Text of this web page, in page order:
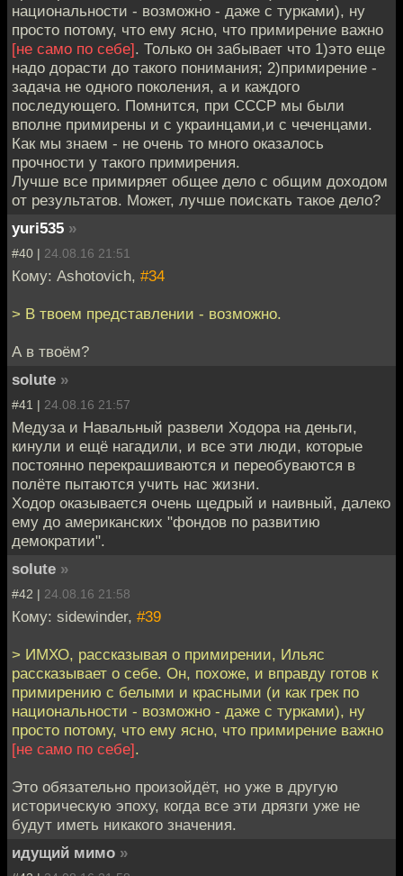
национальности - возможно - даже с турками), ну
просто потому, что ему ясно, что примирение важно
[не само по себе]. Только он забывает что 1)это еще
надо дорасти до такого понимания; 2)примирение -
задача не одного поколения, а и каждого
последующего. Помнится, при СССР мы были
вполне примирены и с украинцами,и с чеченцами.
Как мы знаем - не очень то много оказалось
прочности у такого примирения.
Лучше все примиряет общее дело с общим доходом
от результатов. Может, лучше поискать такое дело?
yuri535 »
#40 | 24.08.16 21:51
Кому: Ashotovich, #34
> В твоем представлении - возможно.
А в твоём?
solute »
#41 | 24.08.16 21:57
Медуза и Навальный развели Ходора на деньги,
кинули и ещё нагадили, и все эти люди, которые
постоянно перекрашиваются и переобуваются в
полёте пытаются учить нас жизни.
Ходор оказывается очень щедрый и наивный, далеко
ему до американских "фондов по развитию
демократии".
solute »
#42 | 24.08.16 21:58
Кому: sidewinder, #39
> ИМХО, рассказывая о примирении, Ильяс
рассказывает о себе. Он, похоже, и вправду готов к
примирению с белыми и красными (и как грек по
национальности - возможно - даже с турками), ну
просто потому, что ему ясно, что примирение важно
[не само по себе].
Это обязательно произойдёт, но уже в другую
историческую эпоху, когда все эти дрязги уже не
будут иметь никакого значения.
идущий мимо »